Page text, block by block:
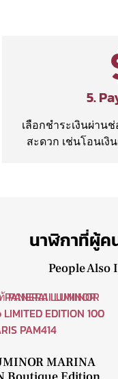
5.
เลือกชำระเงินผ่าน
สะดวก เช่นโอนเงิ
นาฬิกาที่ผู้ค
People Also
MARINA